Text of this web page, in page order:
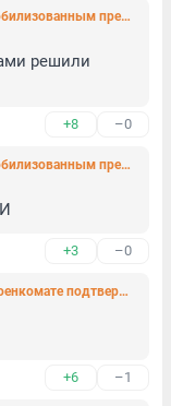
Бизнес — на паузу. Что власти предлагают мобилизованным предпринимателям делать с кредитами, арендой и госконтрактами
решили
+8 –0
Бизнес — на паузу. Что власти предлагают мобилизованным предпринимателям делать с кредитами, арендой и госконтрактами
+3 –0
«Мало ли чего должны или не должны». В военкомате подтвердили подлинность повесток, которыми усыпали центр Петербурга
+6 –1